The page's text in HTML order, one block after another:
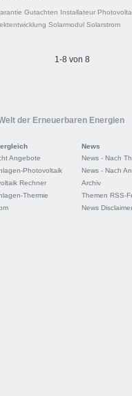
Gutachten Installateur
Solarmodul Solarstrom
1-8 von 8
der Erneuerbaren Energien
Angebote
Photovoltaik
Rechner
Thermie
News
News - Nach
News - Nach
Archiv
Themen RSS-
News Disclaimer